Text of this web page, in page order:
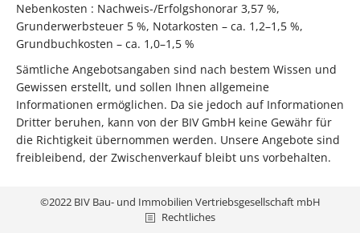
Nebenkosten : Nachweis-/Erfolgshonorar 3,57 %,
Grunderwerbsteuer 5 %, Notarkosten – ca. 1,2–1,5 %,
Grundbuchkosten – ca. 1,0–1,5 %
Sämtliche Angebotsangaben sind nach bestem Wissen und
Gewissen erstellt, und sollen Ihnen allgemeine
Informationen ermöglichen. Da sie jedoch auf Informationen
Dritter beruhen, kann von der BIV GmbH keine Gewähr für
die Richtigkeit übernommen werden. Unsere Angebote sind
freibleibend, der Zwischenverkauf bleibt uns vorbehalten.
©2022 BIV Bau- und Immobilien Vertriebsgesellschaft mbH
Rechtliches